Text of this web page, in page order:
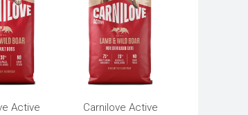
Active
Carnilove Active